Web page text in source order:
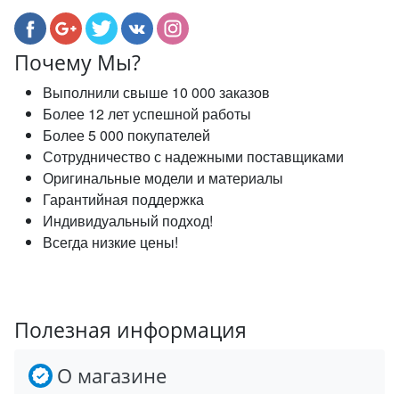
Почему Мы?
Выполнили свыше 10 000 заказов
Более 12 лет успешной работы
Более 5 000 покупателей
Сотрудничество с надежными поставщиками
Оригинальные модели и материалы
Гарантийная поддержка
Индивидуальный подход!
Всегда низкие цены!
Полезная информация
О магазине